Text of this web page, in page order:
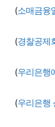
(소매금융
(경찰공제
(우리은행
(우리은행